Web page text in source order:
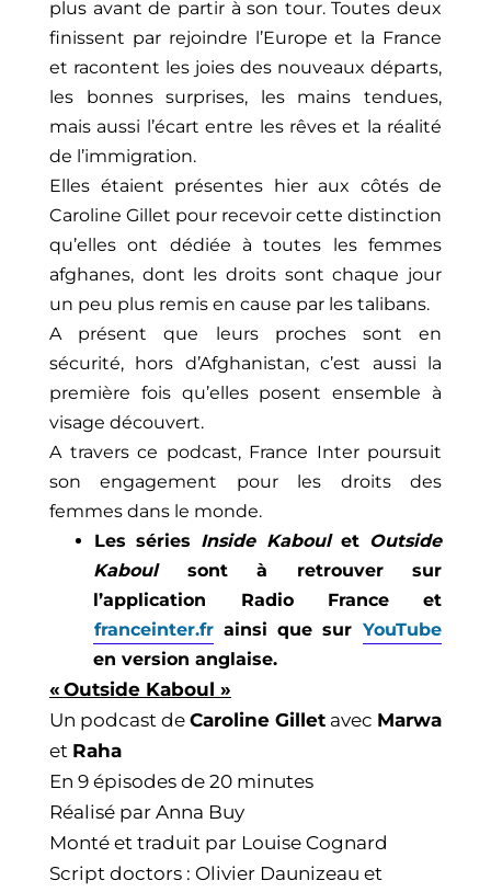
plus avant de partir à son tour. Toutes deux
finissent par rejoindre l’Europe et la France
et racontent les joies des nouveaux départs,
les bonnes surprises, les mains tendues,
mais aussi l’écart entre les rêves et la réalité
de l’immigration.
Elles étaient présentes hier aux côtés de
Caroline Gillet pour recevoir cette distinction
qu’elles ont dédiée à toutes les femmes
afghanes, dont les droits sont chaque jour
un peu plus remis en cause par les talibans.
A présent que leurs proches sont en
sécurité, hors d’Afghanistan, c’est aussi la
première fois qu’elles posent ensemble à
visage découvert.
A travers ce podcast, France Inter poursuit
son engagement pour les droits des
femmes dans le monde.
Les séries Inside Kaboulet Outside
Kaboulsont à retrouver sur
l’application Radio France et
franceinter.fr ainsi que sur YouTube
en version anglaise.
« Outside Kaboul »
Un podcast de Caroline Gillet avec Marwa
et Raha
En 9 épisodes de 20 minutes
Réalisé par Anna Buy
Monté et traduit par Louise Cognard
Script doctors : Olivier Daunizeau et